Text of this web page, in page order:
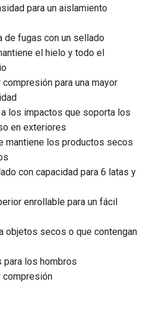
para un aislamiento
de fugas con un sellado
el hielo y todo el
para una mayor
los impactos que soporta los
en exteriores
mantiene los productos secos
con capacidad para 6 latas y
enrollable para un fácil
objetos secos o que contengan
para los hombros
compresión